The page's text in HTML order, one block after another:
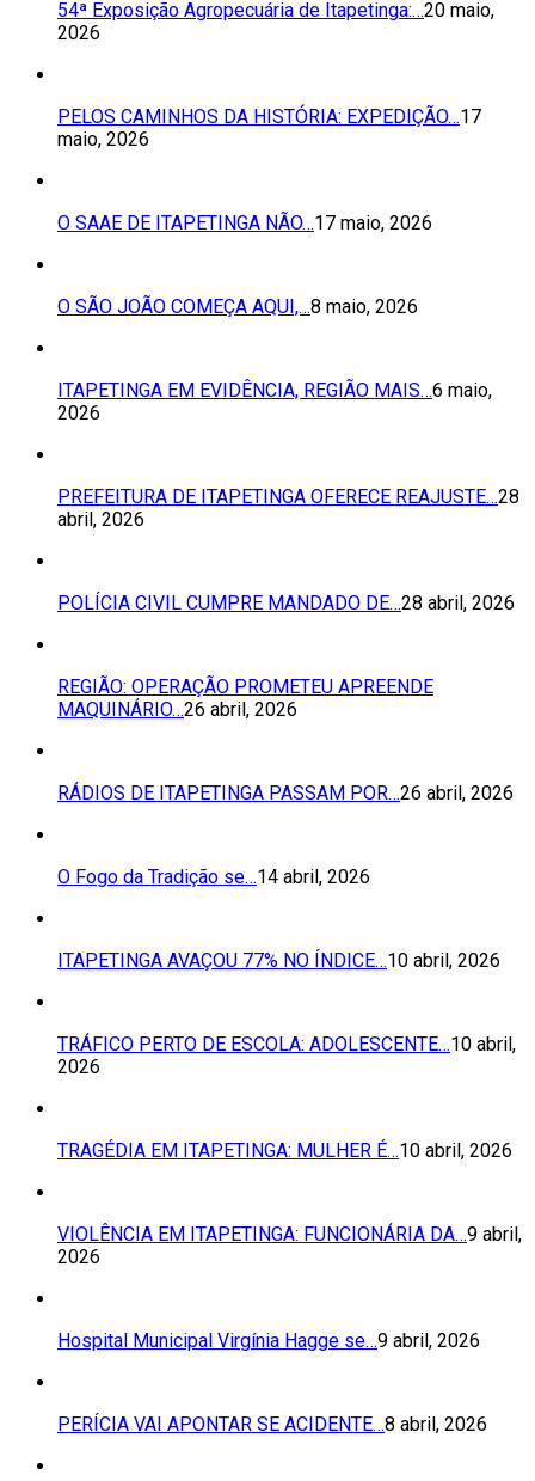
54ª Exposição Agropecuária de Itapetinga:…20 maio,
2026
PELOS CAMINHOS DA HISTÓRIA: EXPEDIÇÃO…17
maio, 2026
O SAAE DE ITAPETINGA NÃO…17 maio, 2026
O SÃO JOÃO COMEÇA AQUI,…8 maio, 2026
ITAPETINGA EM EVIDÊNCIA, REGIÃO MAIS…6 maio,
2026
PREFEITURA DE ITAPETINGA OFERECE REAJUSTE…28
abril, 2026
POLÍCIA CIVIL CUMPRE MANDADO DE…28 abril, 2026
REGIÃO: OPERAÇÃO PROMETEU APREENDE
MAQUINÁRIO…26 abril, 2026
RÁDIOS DE ITAPETINGA PASSAM POR…26 abril, 2026
O Fogo da Tradição se…14 abril, 2026
ITAPETINGA AVAÇOU 77% NO ÍNDICE…10 abril, 2026
TRÁFICO PERTO DE ESCOLA: ADOLESCENTE…10 abril,
2026
TRAGÉDIA EM ITAPETINGA: MULHER É…10 abril, 2026
VIOLÊNCIA EM ITAPETINGA: FUNCIONÁRIA DA…9 abril,
2026
Hospital Municipal Virgínia Hagge se…9 abril, 2026
PERÍCIA VAI APONTAR SE ACIDENTE…8 abril, 2026